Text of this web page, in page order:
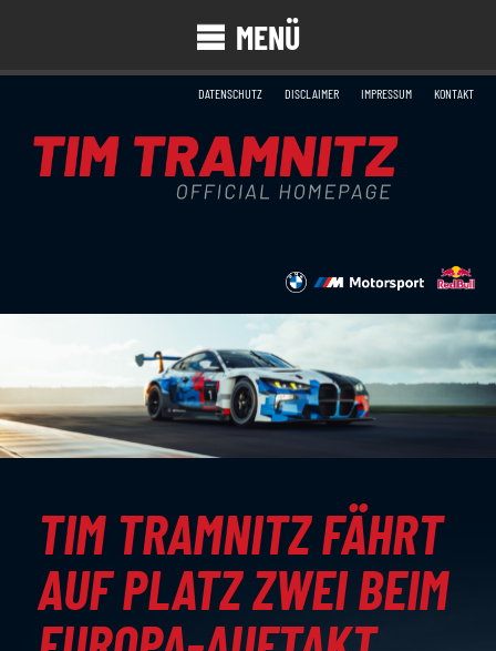
MENÜ
DATENSCHUTZ DISCLAIMER IMPRESSUM KONTAKT
TIM TRAMNITZ FÄHRT
AUF PLATZ ZWEI BEIM